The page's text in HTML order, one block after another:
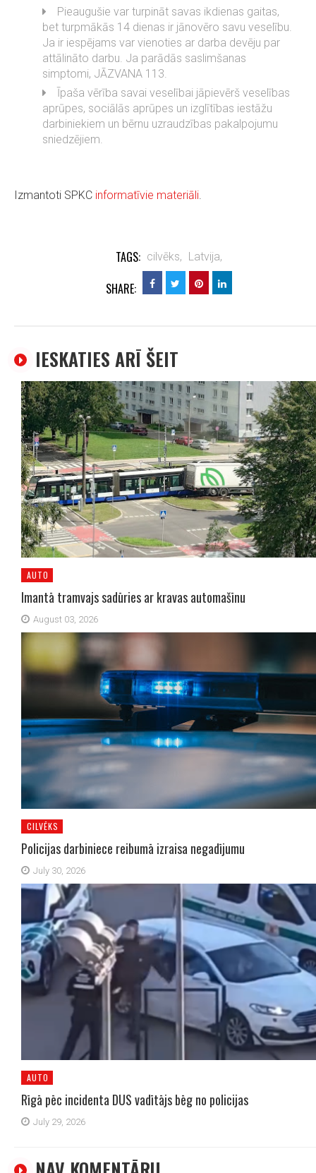
Pieaugušie var turpināt savas ikdienas gaitas,
bet turpmākās 14 dienas ir jānovēro savu veselību.
Ja ir iespējams var vienoties ar darba devēju par
attālināto darbu. Ja parādās saslimšanas
simptomi, JĀZVANA 113.
Īpaša vērība savai veselībai jāpievērš veselības
aprūpes, sociālās aprūpes un izglītības iestāžu
darbiniekiem un bērnu uzraudzības pakalpojumu
sniedzējiem.
Izmantoti SPKC informatīvie materiāli
TAGS: cilvēks, Latvija,
SHARE:
IESKATIES ARĪ ŠEIT
AUTO
Imantā tramvajs sadūries ar kravas automašīnu
August 03, 2026
CILVĒKS
Policijas darbiniece reibumā izraisa negadījumu
July 30, 2026
AUTO
Rīgā pēc incidenta DUS vadītājs bēg no policijas
July 29, 2026